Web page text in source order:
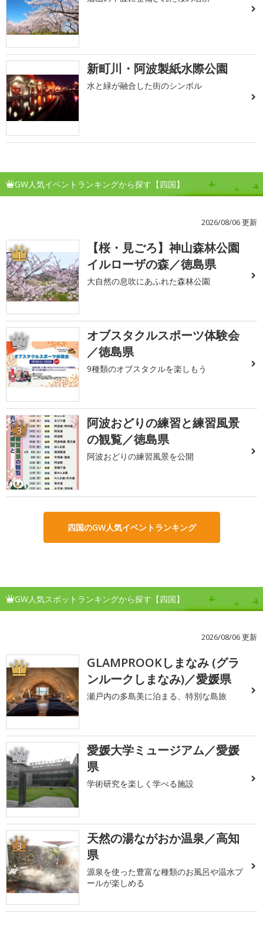
新町川・阿波製紙水際公園
水と緑が融合した街のシンボル
GW人気イベントランキングから探す【四国】
2026/08/06 更新
1
【桜・見ごろ】神山森林公園
イルローザの森／徳島県
大自然の息吹にあふれた森林公園
2
オブスタクルスポーツ体験会
／徳島県
9種類のオブスタクルを楽しもう
3
阿波おどりの練習と練習風景
の観覧／徳島県
阿波おどりの練習風景を公開
四国のGW人気イベントランキング
GW人気スポットランキングから探す【四国】
2026/08/06 更新
1
GLAMPROOKしまなみ (グラ
ンルークしまなみ)／愛媛県
瀬戸内の多島美に泊まる、特別な島旅
2
愛媛大学ミュージアム／愛媛
県
学術研究を楽しく学べる施設
3
天然の湯ながおか温泉／高知
県
源泉を使った豊富な種類のお風呂や温水プ
ールが楽しめる